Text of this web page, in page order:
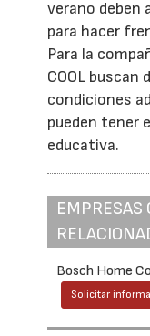
verano deben
para hacer
Para la
COOL
condiciones
pueden tener
educativa.
EMPRESAS
Bosch Home
Solicitar